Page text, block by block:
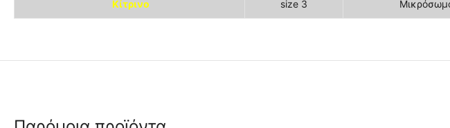
Κίτρινο size 3